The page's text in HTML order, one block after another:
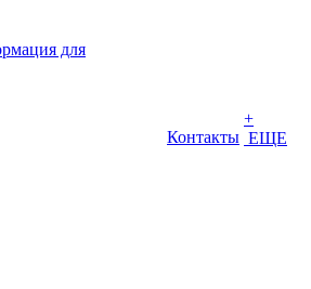
для
Контакты
+
ЕЩЕ